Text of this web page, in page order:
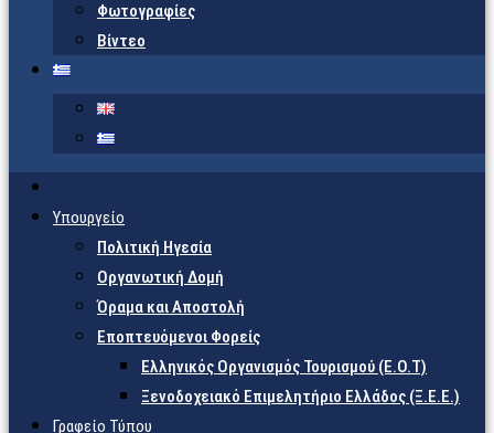
Φωτογραφίες
Βίντεο
Υπουργείο
Πολιτική Ηγεσία
Οργανωτική Δομή
Όραμα και Αποστολή
Εποπτευόμενοι Φορείς
Eλληνικός Οργανισμός Τουρισμού (Ε.Ο.Τ)
Ξενοδοχειακό Επιμελητήριο Ελλάδος (Ξ.Ε.Ε.)
Γραφείο Τύπου